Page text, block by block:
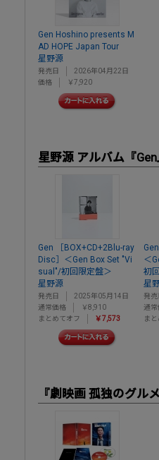
Gen Hoshino presents M
AD HOPE Japan Tour
星野源
発売日
2026年04月22日
価格
￥7,920
星野源 アルバム『Gen
Gen ［BOX+CD+2Blu-ray
Disc］＜Gen Box Set "Vi
sual"/初回限定盤＞
星野源
発売日
2025年05月14日
通常価格
￥8,910
まとめてオフ
￥7,573
＜
初
星
発売
通
ま
『劇映画 孤独のグル